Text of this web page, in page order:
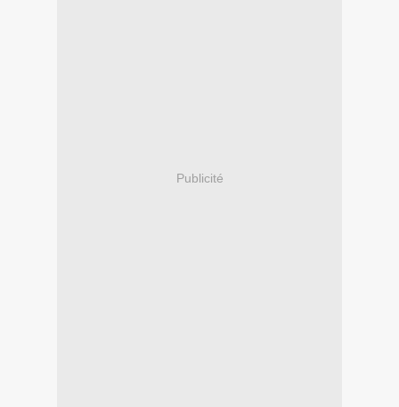
Publicité